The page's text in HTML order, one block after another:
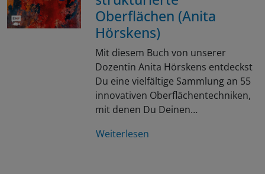
Oberflächen (Anita
Hörskens)
Mit diesem Buch von unserer
Dozentin Anita Hörskens entdeckst
Du eine vielfältige Sammlung an 55
innovativen Oberflächentechniken,
mit denen Du Deinen…
Weiterlesen